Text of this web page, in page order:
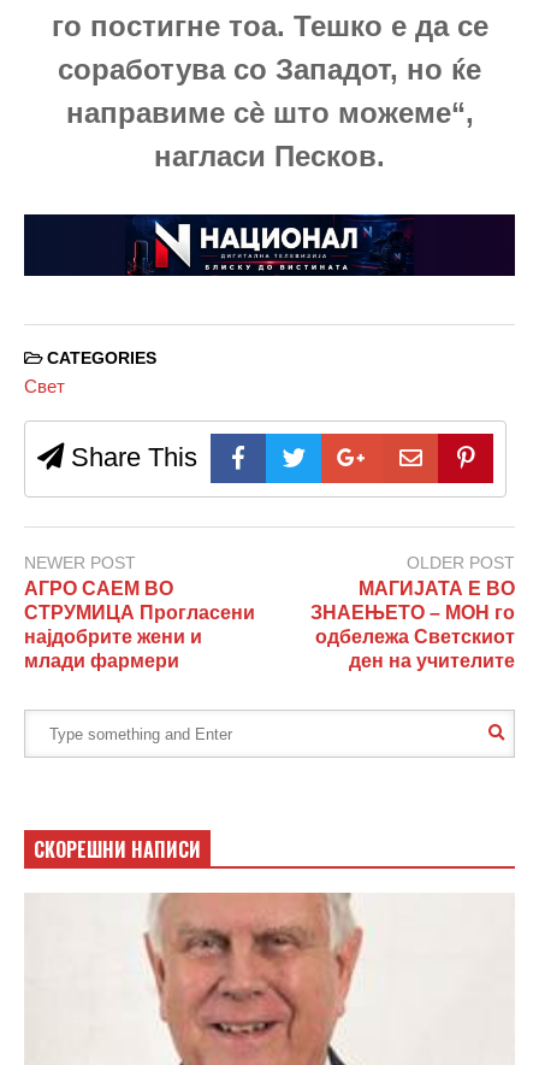
го постигне тоа. Тешко е да се
соработува со Западот, но ќе
направиме сè што можеме“,
нагласи Песков.
CATEGORIES
Свет
Share This
NEWER POST
АГРО САЕМ ВО
СТРУМИЦА Прогласени
најдобрите жени и
млади фармери
OLDER POST
МАГИЈАТА Е ВО
ЗНАЕЊЕТО – МОН го
одбележа Светскиот
ден на учителите
СКОРЕШНИ НАПИСИ